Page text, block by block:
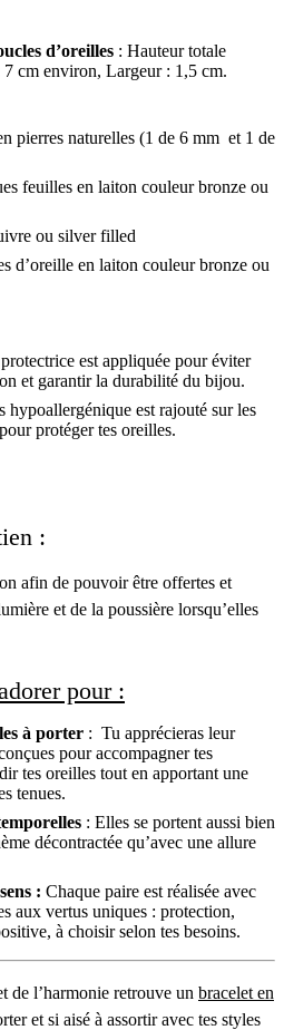
d’oreilles : Hauteur totale
cm environ, Largeur : 1,5 cm.
pierres naturelles (1 de 6 mm et 1 de
feuilles en laiton couleur bronze ou
ou silver filled
d’oreille en laiton couleur bronze ou
est appliquée pour éviter
et garantir la durabilité du bijou.
hypoallergénique est rajouté sur les
protéger tes oreilles.
:
afin de pouvoir être offertes et
et de la poussière lorsqu’elles
pour :
à porter : Tu apprécieras leur
pour accompagner tes
tes oreilles tout en apportant une
tenues.
: Elles se portent aussi bien
décontractée qu’avec une allure
: Chaque paire est réalisée avec
aux vertus uniques : protection,
à choisir selon tes besoins.
de l’harmonie retrouve un bracelet en
et si aisé à assortir avec tes styles